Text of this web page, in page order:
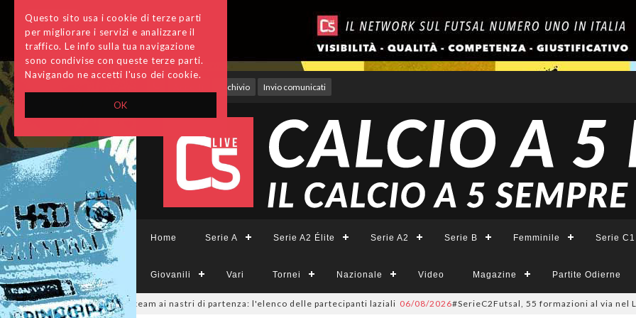
OK
Questo sito usa i cookie di terze parti
per migliorare i servizi e analizzare il
traffico. Le info sulla tua navigazione
sono condivise con queste terze parti.
Navigando ne accetti l'uso dei cookie.
Archivio Invio comunicati
Home Serie A Serie A2 Élite Serie A2 Serie B Femminile Serie C1
Giovanili Vari Tornei Nazionale Video Magazine Partite Odierne
sono 14 i team ai nastri di partenza: l'elenco delle partecipanti laziali 06/08/2026#SerieC2Futsal, 55 formazioni al via nel Lazio: la